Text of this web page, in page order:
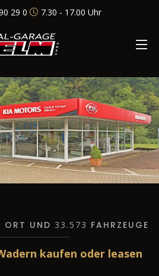
29 0 7.30 - 17.00 Uhr
ORT UND 33.573 FAHRZEUGE
kaufen oder leasen